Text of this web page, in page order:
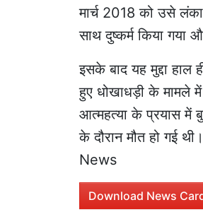
मार्च 2018 को उसे
साथ दुष्कर्म किया
इसके बाद यह मुद्दा
हुए धोखाधड़ी के मामले
आत्महत्या के प्रयास में
के दौरान मौत हो गई
News
Download News